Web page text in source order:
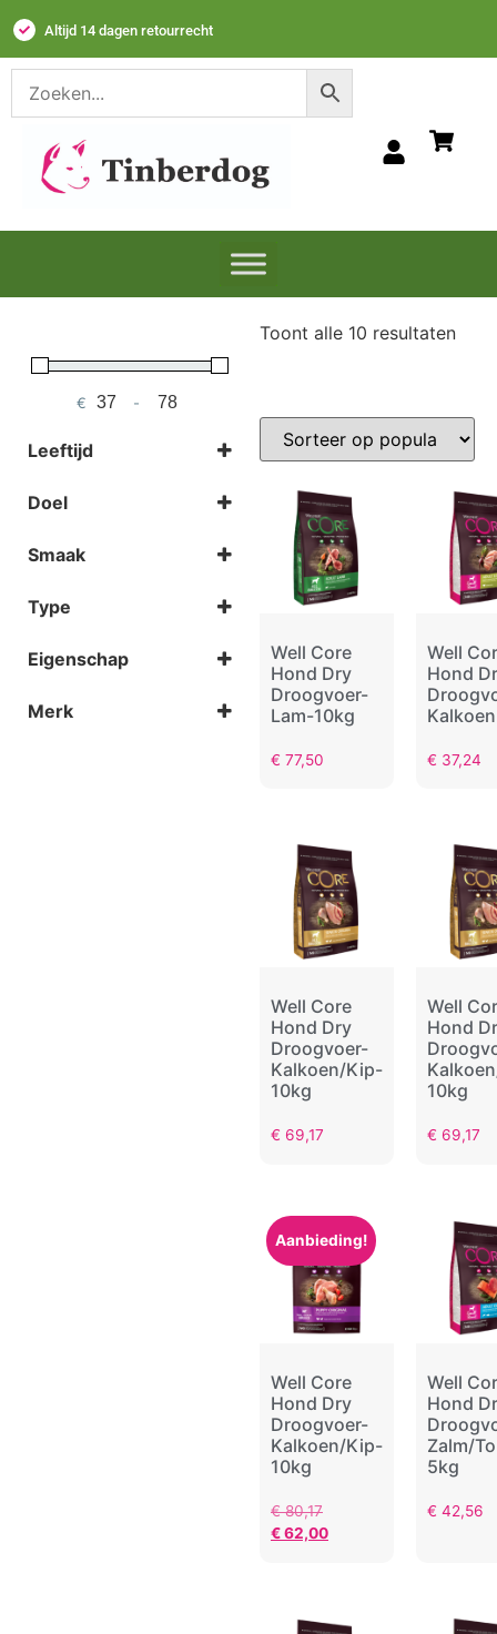
Dierenvrienden sinds 2020
€ Minimum Price
-Maximum Price
Leeftijd
Senior
Doel
Gewichtsbeheersing
Huid & vacht
Smaak
Kip
Zalm
Type
Eigenschap
Merk
Toont alle 10 resultaten
Well Core
Hond Dry
Droogvoer-
Lam-10kg
€ 77,50
Well
Hond
€ 37,24
Well Core
Hond Dry
Droogvoer-
Kalkoen/Kip-
10kg
€ 69,17
Well
Hond
10kg
€ 69,17
Aanbieding!
Well Core
Hond Dry
Droogvoer-
Kalkoen/Kip-
10kg
€80,17
€62,00
Well
Hond
Zalm/
5kg
€ 42,56